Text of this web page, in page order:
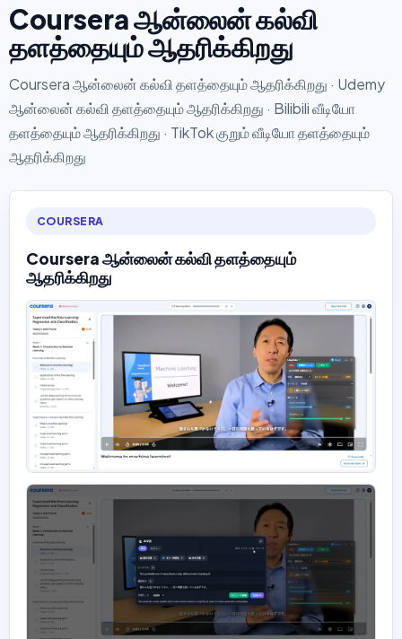
Coursera ஆன்லைன் கல்வி
தளத்தையும் ஆதரிக்கிறது
Coursera ஆன்லைன் கல்வி தளத்தையும் ஆதரிக்கிறது · Udemy
ஆன்லைன் கல்வி தளத்தையும் ஆதரிக்கிறது · Bilibili வீடியோ
தளத்தையும் ஆதரிக்கிறது · TikTok குறும் வீடியோ தளத்தையும்
ஆதரிக்கிறது
COURSERA
Coursera ஆன்லைன் கல்வி தளத்தையும்
ஆதரிக்கிறது